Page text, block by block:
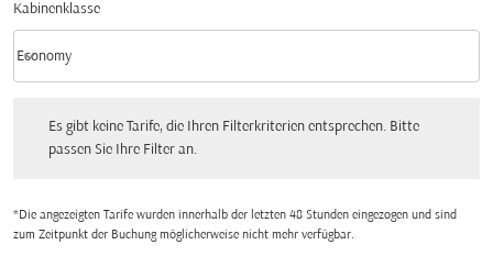
Kabinenklasse
Kabinenklasse option Economy Selected
Economy
keyboard_arrow_down
Es gibt keine Tarife, die Ihren Filterkriterien entsprechen. Bitte
passen Sie Ihre Filter an.
*Die angezeigten Tarife wurden innerhalb der letzten 48 Stunden eingezogen und sind
zum Zeitpunkt der Buchung möglicherweise nicht mehr verfügbar.